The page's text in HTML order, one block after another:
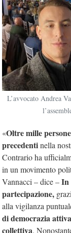
L’avvocato Andrea
«Oltre mille
precedentinella
Contrario ha
in un movimento
Vannacci – dice –In
partecipazione,
alla vigilanza
di democrazia
collettiva.